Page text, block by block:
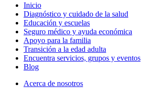
Inicio
Diagnóstico y cuidado de la salud
Educación y escuelas
Seguro médico y ayuda económica
Apoyo para la familia
Transición a la edad adulta
Encuentra servicios, grupos y eventos
Blog
Acerca de nosotros